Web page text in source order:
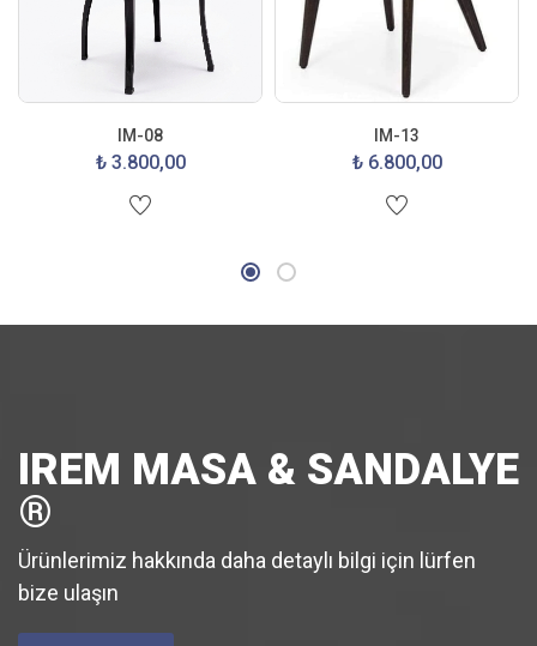
IM-08
₺ 3.800,00
IM-13
₺ 6.800,00
IREM MASA & SANDALYE
®
Ürünlerimiz hakkında daha detaylı bilgi için lürfen
bize ulaşın